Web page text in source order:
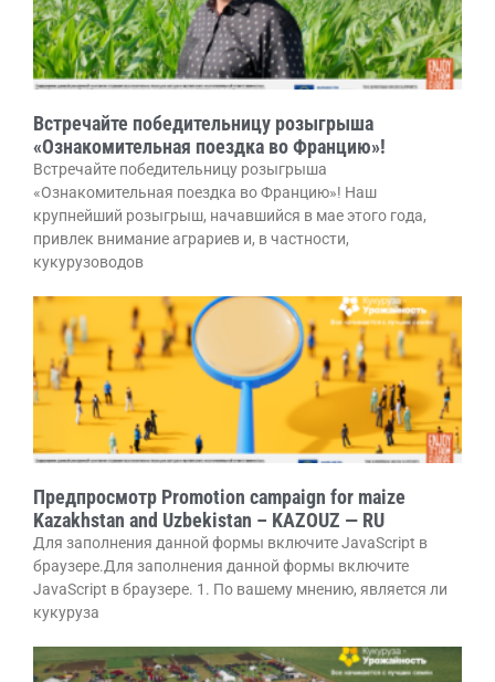
Встречайте победительницу розыгрыша
«Ознакомительная поездка во Францию»!
Встречайте победительницу розыгрыша
«Ознакомительная поездка во Францию»! Наш
крупнейший розыгрыш, начавшийся в мае этого года,
привлек внимание аграриев и, в частности,
кукурузоводов
Предпросмотр Promotion campaign for maize
Kazakhstan and Uzbekistan – KAZOUZ — RU
Для заполнения данной формы включите JavaScript в
браузере.Для заполнения данной формы включите
JavaScript в браузере. 1. По вашему мнению, является ли
кукуруза